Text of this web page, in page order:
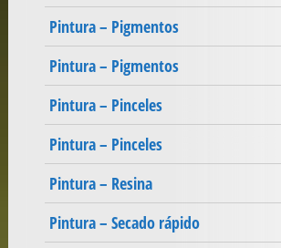
Pintura – Pigmentos
Pintura – Pigmentos
Pintura – Pinceles
Pintura – Pinceles
Pintura – Resina
Pintura – Secado rápido